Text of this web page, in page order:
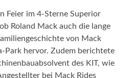
Feier im 4-Sterne Superior
Roland Mack auch die lange
von Mack
Park hervor. Zudem berichtete
des KIT, wie
bei Mack Rides